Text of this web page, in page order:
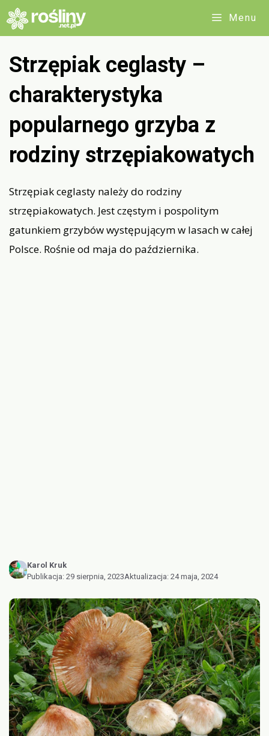
Przejdź
do
Menu
Strzępiak ceglasty –
charakterystyka
popularnego grzyba z
rodziny strzępiakowatych
Strzępiak ceglasty należy do rodziny
strzępiakowatych. Jest częstym i pospolitym
gatunkiem grzybów występującym w lasach w całej
Polsce. Rośnie od maja do października.
Karol Kruk
Publikacja: 29 sierpnia, 2023Aktualizacja: 24 maja, 2024